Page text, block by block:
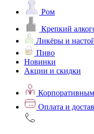
Ром
Крепкий
Ликёры и
Пиво
Новинки
Акции и скидки
Оплата и